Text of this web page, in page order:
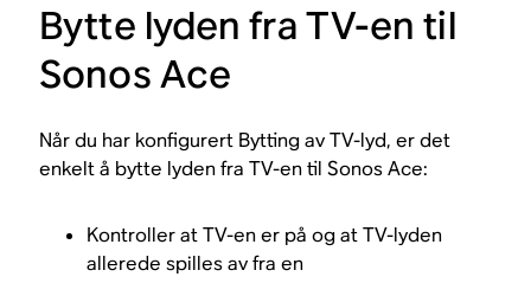
Bytte lyden fra TV-en til
Sonos Ace
Når du har konfigurert Bytting av TV-lyd, er det
enkelt å bytte lyden fra TV-en til Sonos Ace:
Kontroller at TV-en er på og at TV-lyden
allerede spilles av fra en